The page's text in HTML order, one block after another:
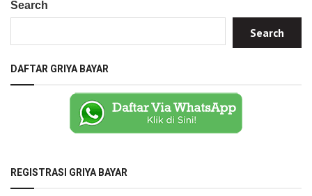
Search
Search
DAFTAR GRIYA BAYAR
REGISTRASI GRIYA BAYAR